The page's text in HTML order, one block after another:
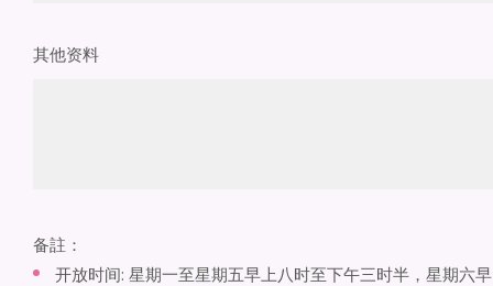
其他资料
备註：
开放时间: 星期一至星期五早上八时至下午三时半，星期六早